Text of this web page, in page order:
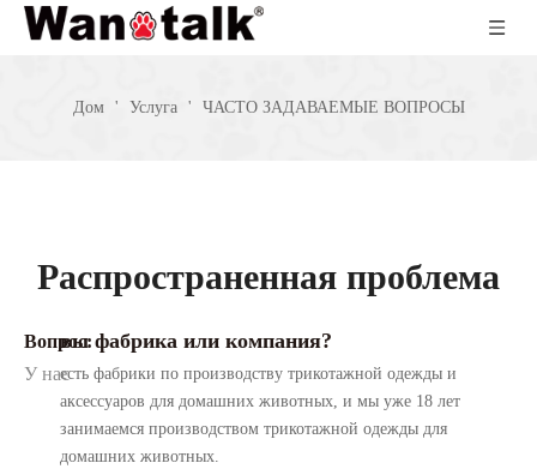
Дом ' Услуга ' ЧАСТО ЗАДАВАЕМЫЕ ВОПРОСЫ
Распространенная проблема
Вопрос:вы фабрика или компания?
У насесть фабрики по производству трикотажной одежды и
аксессуаров для домашних животных, и мы уже 18 лет
занимаемся производством трикотажной одежды для
домашних животных.